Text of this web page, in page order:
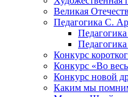
Великая
Педагогика С.
Конкурс
Конкурс «Во
Конкурс новой
Каким мы